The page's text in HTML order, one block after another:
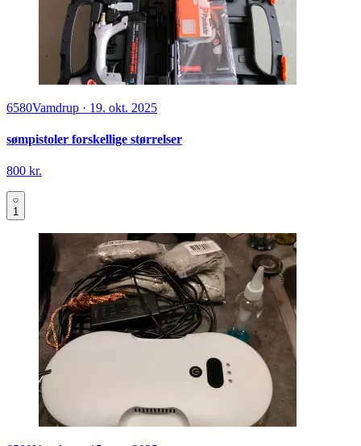
6580Vamdrup · 19. okt. 2025
sømpistoler forskellige størrelser
800 kr.
1